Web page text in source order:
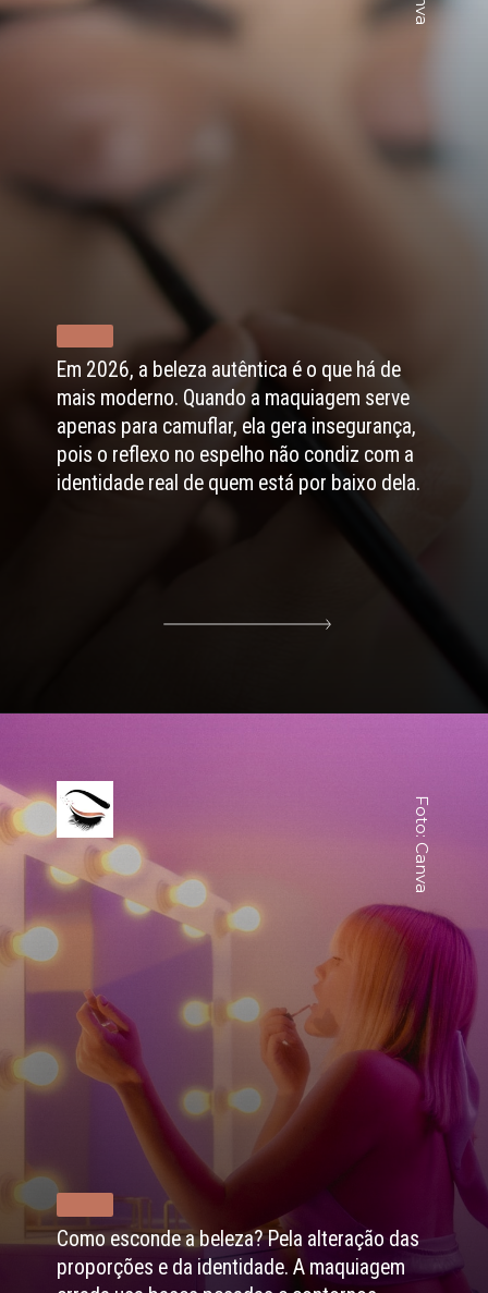
Em 2026, a beleza autêntica é o que há de
mais moderno. Quando a maquiagem serve
apenas para camuflar, ela gera insegurança,
pois o reflexo no espelho não condiz com a
identidade real de quem está por baixo dela.
Foto: Canva
Como esconde a beleza? Pela alteração das
proporções e da identidade. A maquiagem